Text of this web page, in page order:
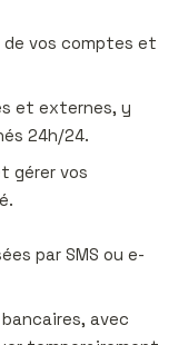
de vos comptes et
et externes, y
24h/24.
gérer vos
par SMS ou e-
avec